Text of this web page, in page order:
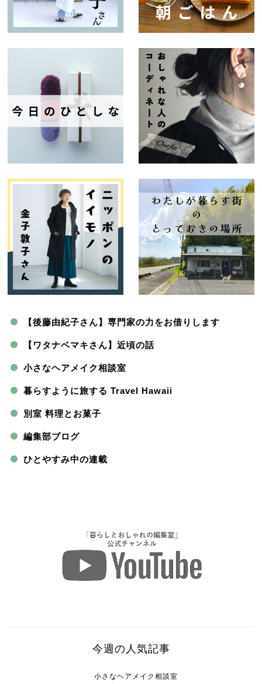
【後藤由紀子さん】専門家の力をお借りします
【ワタナベマキさん】近頃の話
小さなヘアメイク相談室
暮らすように旅する Travel Hawaii
別室 料理とお菓子
編集部ブログ
ひとやすみ中の連載
今週の人気記事
小さなヘアメイク相談室